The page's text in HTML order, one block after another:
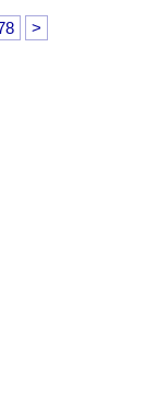
>